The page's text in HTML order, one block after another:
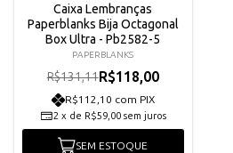
Caixa Lembranças
Paperblanks Bija Octagonal
Box Ultra - Pb2582-5
PAPERBLANKS
R$131,11R$118,00
R$112,10 com PIX
2 x de R$59,00 sem juros
SEM ESTOQUE